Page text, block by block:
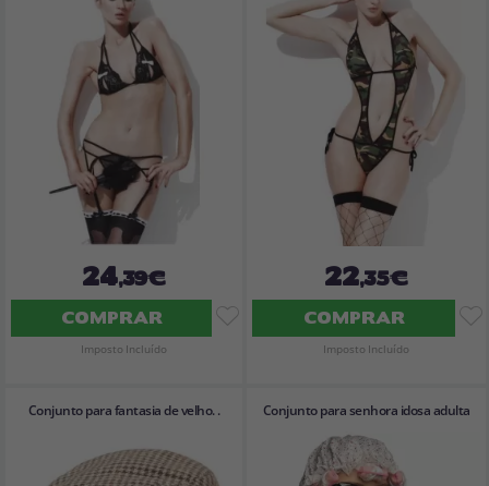
24,39€
COMPRAR
Imposto Incluído
22,35€
COMPRAR
Imposto Incluído
Conjunto para fantasia de velho. . Conjunto para senhora idosa adulta